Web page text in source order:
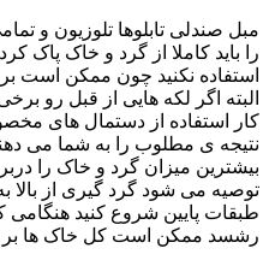
مبل صندلی تابلوها تلوزیون و
را باید کاملا از گرد و خاک پاک
استفاده نکنید چون ممکن است
البته اگر لکه هایی از قبل رو
کار استفاده از دستمال های
نتیجه ی مطلوب را به شما می
بیشترین میزان گرد و خاک را
توصیه می شود گرد گیری از بالا
طبقات پایین شروع کنید هنگامی
رشسد ممکن است کل خاک ها بر